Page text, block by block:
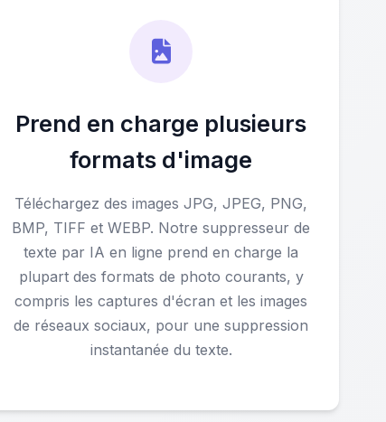
Prend en charge plusieurs
formats d'image
Téléchargez des images JPG, JPEG, PNG,
BMP, TIFF et WEBP. Notre suppresseur de
texte par IA en ligne prend en charge la
plupart des formats de photo courants, y
compris les captures d'écran et les images
de réseaux sociaux, pour une suppression
instantanée du texte.